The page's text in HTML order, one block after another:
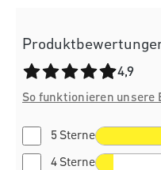
Durchschnittliche 4,9
So funktionieren unsere
5 Sterne
4 Sterne